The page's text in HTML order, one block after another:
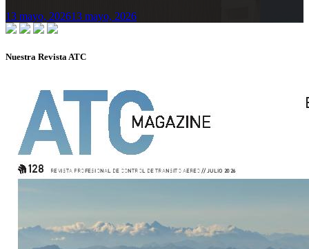
13 mayo, 202613 mayo, 2026
Nuestra Revista ATC